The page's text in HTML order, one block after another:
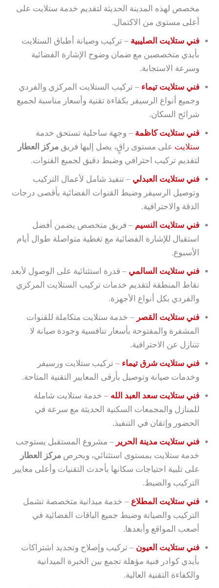
مخصص لهذه المدينة الحديثة لتقديم خدمة ستلايت على
أعلى مستوى من الاكتمال.
فني ستلايت الصليبية – تركيب وصيانة أطباق الستلايت
بأيدي متخصصين مع ضمان وضوح الإشارة الفضائية
وسرعة الاستجابة.
فني ستلايت تيماء – تركيب الستلايت المركزي والفردي
وجميع أنواع الرسيفر بكفاءة تقنية وأسعار مناسبة لجميع
شرائح السكان.
فني ستلايت كاظمة – وجهة ساحلية تستحق خدمة
ستلايت على مستوى راقٍ، يصل إليها فريق مركز العطار
لتقديم تركيب احترافي وضبط دقيق لجميع القنوات.
فني ستلايت العبدلي – تنفيذ شامل لأعمال التركيب
وتوصيل الرسيفر وضبط القنوات الفضائية بأقصى درجات
الدقة والاحترافية.
فني ستلايت النسيم – فريق متخصص يضمن أفضل
استقبال للإشارة الفضائية مع تغطية متواصلة طوال أيام
الأسبوع.
فني ستلايت السالمي – قدرة استثنائية على الوصول لأبعد
نقاط المنطقة لتقديم خدمات تركيب الستلايت المركزي
والفردي بكل أنواع الأجهزة.
فني ستلايت القصر – خدمة ستلايت متكاملة للقنوات
المشفرة والمفتوحة بأسعار تنافسية وجودة صيانة لا
تتنازل عن الاحترافية.
فني ستلايت شرق تيماء – تركيب ستلايت ورسيفر
وخدمات صيانة وتوصيل بأرقى المعايير التقنية المتاحة.
فني ستلايت سعد العبد الله – خدمة ستلايت شاملة
للمنازل والمجمعات السكنية الحديثة مع سرعة في
الحضور وإتقان في التنفيذ.
فني ستلايت مدينة الحرير – مشروع المستقبل يستوجب
خدمة ستلايت بمستوى استثنائي، ويحرص مركز العطار
على تلبية احتياجات سكانها بأحدث التقنيات وأعلى معايير
التركيب والضبط.
فني ستلايت المطلاع – خدمة ميدانية متخصصة تشمل
التركيب والصيانة وضبط جميع الباقات الفضائية في
أصعب المواقع وأبعدها.
فني ستلايت العيون – تركيب وإصلاح وتجديد اشتراكات
بأيدي كوادر فنية مؤهلة تجمع بين الخبرة الميدانية
والكفاءة التقنية العالية.